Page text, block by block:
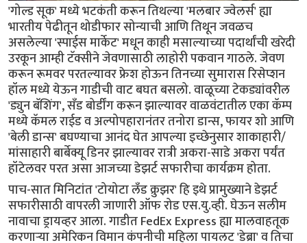
'गोल्ड सूक' मध्ये भटकंती करून तिथल्या 'मलबार ज्वेलर्स' ह्या
भारतीय पेढीतून थोडीफार सोन्याची आणि तिथून जवळच
असलेल्या 'स्पाईस मार्केट' मधून काही मसाल्याच्या पदार्थांची खरेदी
उरकून आम्ही टॅक्सीने जेवणासाठी लाहोरी पकवान गाठले. जेवण
करून रूमवर परतल्यावर फ्रेश होऊन तिनच्या सुमारास रिसेप्शन
हॉल मध्ये येऊन गाडीची वाट बघत बसलो. वाळूच्या टेकड्यांवरील
'ड्युन बॅशिंग', सॅंड बोर्डींग करून झाल्यावर वाळवंटातील एका कॅम्प
मध्ये कॅमल राईड व अल्पोपहारानंतर तनोरा डान्स, फायर शो आणि
'बेली डान्स' बघण्याचा आनंद घेत आपल्या इच्छेनुसार शाकाहारी/
मांसाहारी बार्बेक्यू डिनर झाल्यावर रात्री अकरा-साडे अकरा पर्यंत
हॉटेलवर परत असा आजच्या डेझर्ट सफारीचा कार्यक्रम होता.
पाच-सात मिनिटांत 'टोयोटा लँड क्रुझर' हि इथे प्रामुख्याने डेझर्ट
सफारीसाठी वापरली जाणारी ऑफ रोड एस.यु.व्ही. घेऊन सलीम
नावाचा ड्रायव्हर आला. गाडीत FedEx Express ह्या मालवाहतूक
करणाऱ्या अमेरिकन विमान कंपनीची महिला पायलट 'डेब्रा' व तिचा